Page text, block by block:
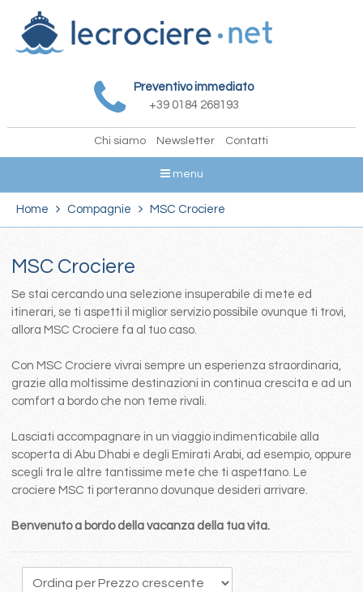
Preventivo immediato
+39 0184 268193
Chi siamo Newsletter Contatti
menu
Home Compagnie MSC Crociere
MSC Crociere
Se stai cercando una selezione insuperabile di mete ed
itinerari, se ti aspetti il miglior servizio possibile ovunque ti trovi,
allora MSC Crociere fa al tuo caso.
Con MSC Crociere vivrai sempre un esperienza straordinaria,
grazie alla moltissime destinazioni in continua crescita e ad un
comfort a bordo che non teme rivali.
Lasciati accompagnare in un viaggio indimenticabile alla
scoperta di Abu Dhabi e degli Emirati Arabi, ad esempio, oppure
scegli tra le altre tantissime mete che ti aspettano. Le
crociere MSC ti porteranno dovunque desideri arrivare.
Benvenuto a bordo della vacanza della tua vita.